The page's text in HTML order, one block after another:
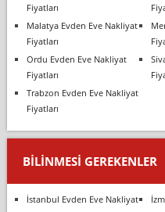
Fiyatları
Malatya Evden Eve Nakliyat
Fiyatları
Ordu Evden Eve Nakliyat
Fiyatları
Trabzon Evden Eve Nakliyat
Fiyatları
BILINMESI GEREKENLER
İstanbul Evden Eve Nakliyat